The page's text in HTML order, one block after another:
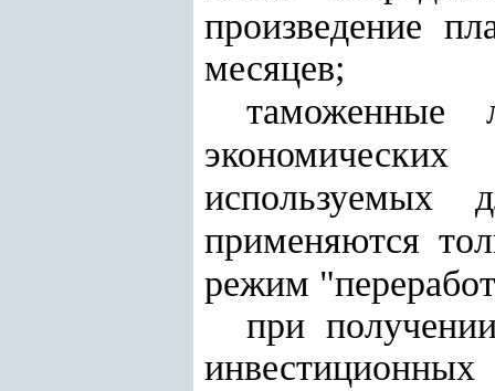
произведение
месяцев;
таможенные
используемых
применяются
режим
при